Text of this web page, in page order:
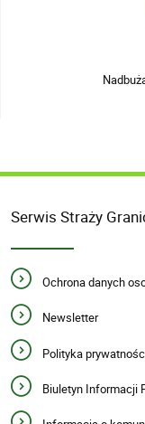
Serwis Straży
Ochrona danych
Newsletter
Polityka
Biuletyn Informacji